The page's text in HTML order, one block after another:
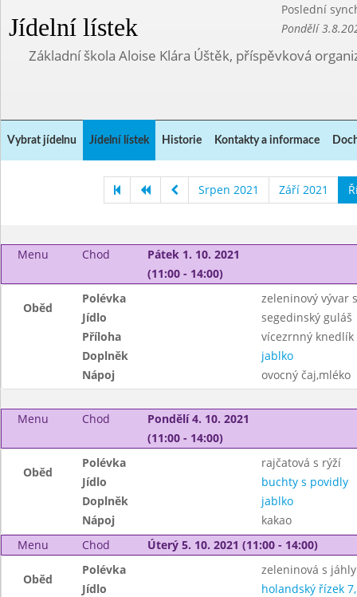
Jídelní lístek
Poslední
Pondělí
Základní škola Aloise Klára Úštěk, příspěvková
Vybrat jídelnu Jídelní lístek Historie Kontakty a informace
Srpen 2021 Září 2021
Menu Chod
Pátek 1. 10. 2021
(11:00 - 14:00)
Oběd
Polévka
zeleninový vývar
Jídlo
segedinský guláš
Příloha
vícezrnný knedlík
Doplněk
jablko
Nápoj
ovocný čaj,mléko
Menu Chod
Pondělí 4. 10. 2021
(11:00 - 14:00)
Oběd
Polévka
rajčatová s rýží
Jídlo
buchty s povidly
Doplněk
jablko
Nápoj
kakao
Menu
Chod Úterý 5. 10. 2021 (11:00 - 14:00)
Oběd
Polévka
zeleninová s jáhly
Jídlo
holandský řízek